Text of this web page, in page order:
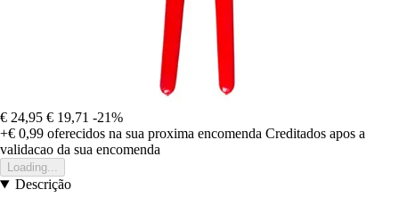
€ 24,95 € 19,71 -21%
+€ 0,99 oferecidos na sua proxima encomenda Creditados apos a
validacao da sua encomenda
Loading...
Descrição